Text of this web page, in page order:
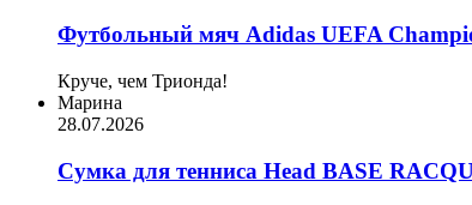
Футбольный мяч Adidas UEFA
Круче, чем Трионда!
Марина
28.07.2026
Сумка для тенниса Head BASE